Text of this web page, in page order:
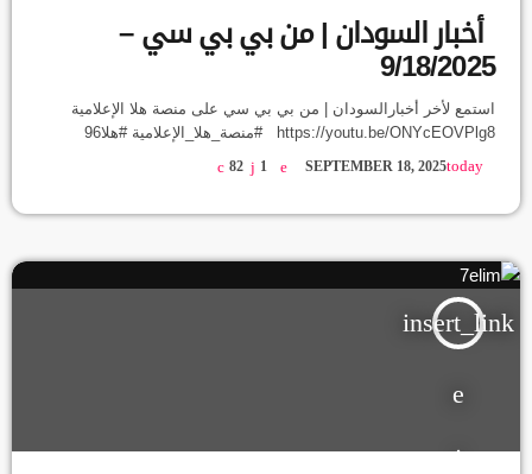
أخبار السودان | من بي بي سي –
9/18/2025
استمع لأخر أخبارالسودان | من بي بي سي على منصة هلا الإعلامية
https://youtu.be/ONYcEOVPlg8 #منصة_هلا_الإعلامية #هلا96
today
SEPTEMBER 18, 2025
82 1
insert_link